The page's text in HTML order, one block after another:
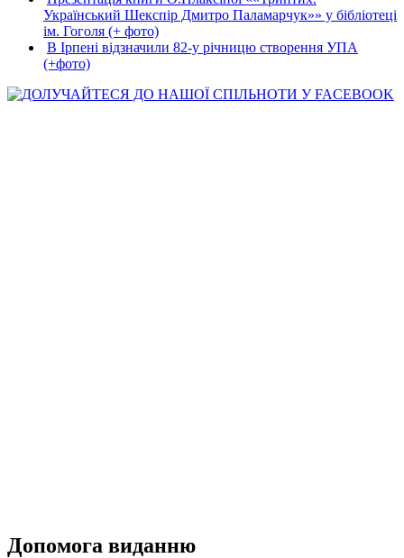
Український Шекспір Дмитро Паламарчук»» у бібліотеці
ім. Гоголя (+ фото)
В Ірпені відзначили 82-у річницю створення УПА
(+фото)
Допомога виданню